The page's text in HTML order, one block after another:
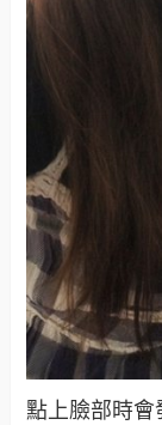
點上臉部時